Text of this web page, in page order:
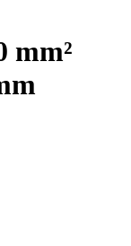
mm²